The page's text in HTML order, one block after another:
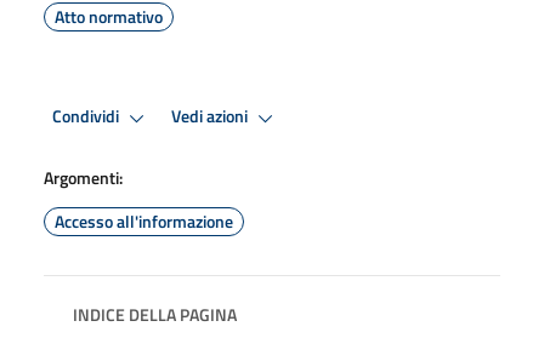
Atto normativo
Condividi Vedi azioni
Argomenti:
Accesso all'informazione
INDICE DELLA PAGINA